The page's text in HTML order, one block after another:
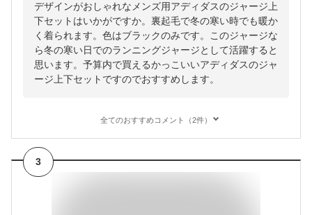
デザインがおしゃれなメンズ用アディダスのジャージ上
下セットはいかがですか。裏起毛で冬の寒い時でも暖か
く着られます。色はブラックのみです。このジャージな
ら冬の寒い日でのランニングジャージとして活躍すると
思います。予算内で買えるかっこいいアディダスのジャ
ージ上下セットですのでおすすめします。
全てのおすすめコメント（2件）
3